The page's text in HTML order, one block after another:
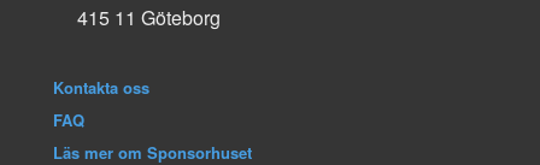
415 11 Göteborg
Kontakta oss
FAQ
Läs mer om Sponsorhuset